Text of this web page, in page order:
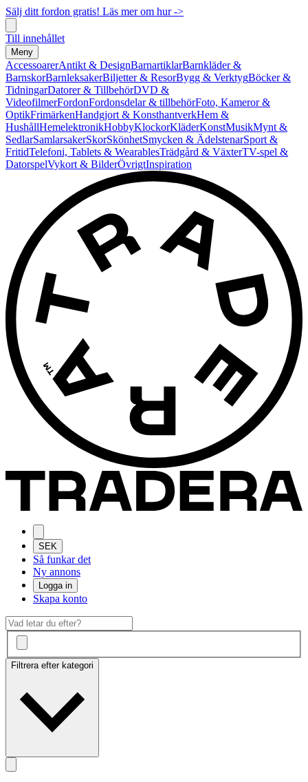
Sälj ditt fordon gratis! Läs mer om hur ->
Till innehållet
Meny
AccessoarerAntikt & DesignBarnartiklarBarnkläder &
BarnskorBarnleksakerBiljetter & ResorBygg & VerktygBöcker &
TidningarDatorer & TillbehörDVD &
VideofilmerFordonFordonsdelar & tillbehörFoto, Kameror &
OptikFrimärkenHandgjort & KonsthantverkHem &
HushållHemelektronikHobbyKlockorKläderKonstMusikMynt &
SedlarSamlarsakerSkorSkönhetSmycken & ÄdelstenarSport &
FritidTelefoni, Tablets & WearablesTrädgård & VäxterTV-spel &
DatorspelVykort & BilderÖvrigtInspiration
SEK
Så funkar det
Ny annons
Logga in
Skapa konto
Filtrera efter kategori